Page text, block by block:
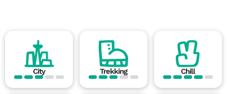
City Trekking Chill